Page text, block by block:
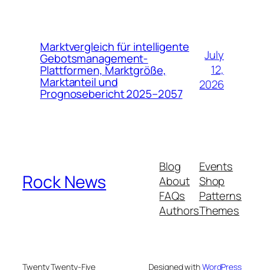
Marktvergleich für intelligente
Gebotsmanagement-
Plattformen, Marktgröße,
Marktanteil und
Prognosebericht 2025–2057
July
12,
2026
Rock News
Blog
About
FAQs
Authors
Events
Shop
Patterns
Themes
Twenty Twenty-Five Designed withWordPress